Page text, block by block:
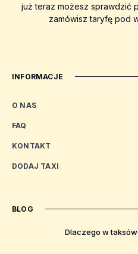
już teraz możesz sprawdzić
zamówisz taryfę pod
INFORMACJE
O NAS
FAQ
KONTAKT
DODAJ TAXI
BLOG
Dlaczego w